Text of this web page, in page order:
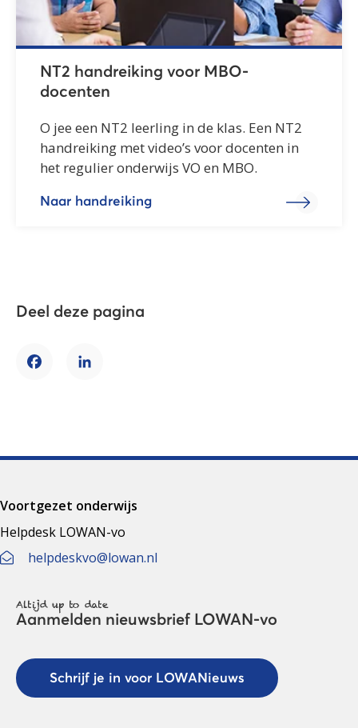
NT2 handreiking voor MBO-
docenten
O jee een NT2 leerling in de klas. Een NT2
handreiking met video’s voor docenten in
het regulier onderwijs VO en MBO.
Naar handreiking
Deel deze pagina
FacebookLinkedIn
Voortgezet onderwijs
Helpdesk LOWAN-vo
helpdeskvo@lowan.nl
Altijd up to date
Aanmelden nieuwsbrief LOWAN-vo
Schrijf je in voor LOWANieuws